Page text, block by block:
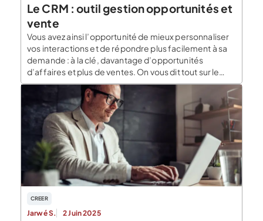
Le CRM : outil gestion opportunités et
vente
Vous avez ainsi l’opportunité de mieux personnaliser
vos interactions et de répondre plus facilement à sa
demande : à la clé, davantage d’opportunités
d’affaires et plus de ventes. On vous dit tout sur le
CRM comme outil de gestion des opportunités et des
ventes ! Qu’est-ce qu’une opportunité d’affaire ?
Une opportunité d’affaire, c’est la demande
identifiée d’un […]
CREER
Jarwé S. 2 Juin 2025